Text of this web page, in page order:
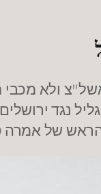
ולא
של אמרה